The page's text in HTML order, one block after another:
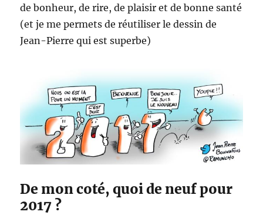
de bonheur, de rire, de plaisir et de bonne santé
(et je me permets de réutiliser le dessin de
Jean-Pierre qui est superbe)
De mon coté, quoi de neuf pour
2017 ?